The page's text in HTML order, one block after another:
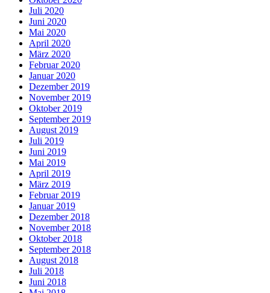
Juli 2020
Juni 2020
Mai 2020
April 2020
März 2020
Februar 2020
Januar 2020
Dezember 2019
November 2019
Oktober 2019
September 2019
August 2019
Juli 2019
Juni 2019
Mai 2019
April 2019
März 2019
Februar 2019
Januar 2019
Dezember 2018
November 2018
Oktober 2018
September 2018
August 2018
Juli 2018
Juni 2018